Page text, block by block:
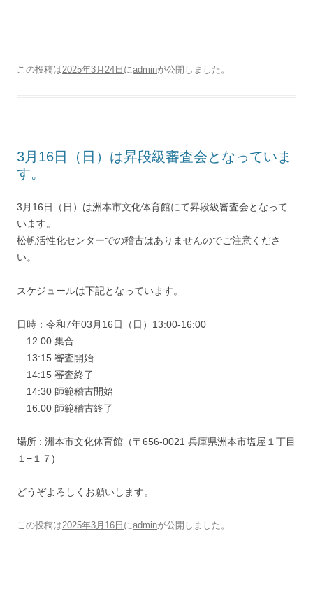
この投稿は2025年3月24日 にadminが公開しました 。
3月16日（日）は昇段級審査会となっていま
す。
3月16日（日）は洲本市文化体育館にて昇段級審査会となって
います。
松帆活性化センターでの稽古はありませんのでご注意くださ
い。
スケジュールは下記となっています。
日時：令和7年03月16日（日）13:00-16:00
12:00 集合
13:15 審査開始
14:15 審査終了
14:30 師範稽古開始
16:00 師範稽古終了
場所 : 洲本市文化体育館（〒656-0021 兵庫県洲本市塩屋１丁目
１−１７)
どうぞよろしくお願いします。
この投稿は2025年3月16日 にadminが公開しました 。